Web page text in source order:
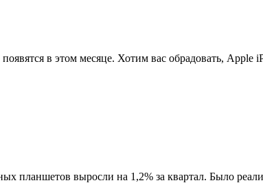
в этом месяце. Хотим вас обрадовать, Apple
планшетов выросли на 1,2% за квартал. Было